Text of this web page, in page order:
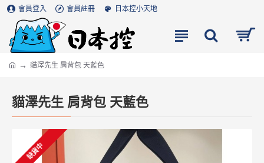
會員登入 會員註冊 日本控小天地
貓澤先生 肩背包 天藍色
貓澤先生 肩背包 天藍色
缺貨中